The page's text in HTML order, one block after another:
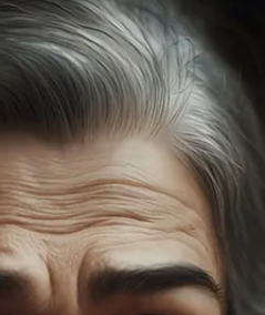
চোপড়া
বৃদ্ধ বয়সে এমনই
প্রেমে পাগল হচ্ছেন